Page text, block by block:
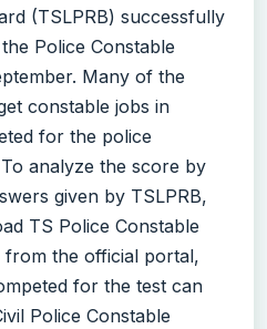
(TSLPRB) successfully
Police Constable
Many of the
constable jobs in
for the police
analyze the score by
given by TSLPRB,
TS Police Constable
from the official portal,
for the test can
Police Constable